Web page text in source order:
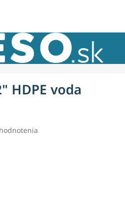
HDPE voda